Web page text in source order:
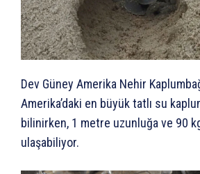
Dev Güney Amerika Nehir
Amerika’daki en büyük tatlı su
bilinirken, 1 metre uzunluğa ve 90
ulaşabiliyor.